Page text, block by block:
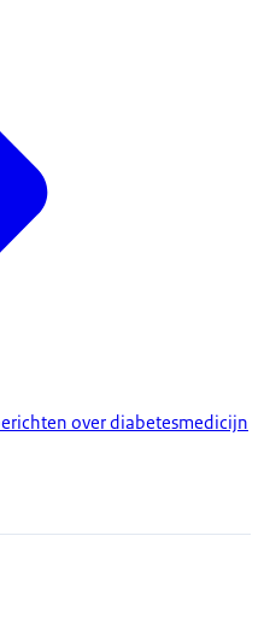
over diabetesmedicijn